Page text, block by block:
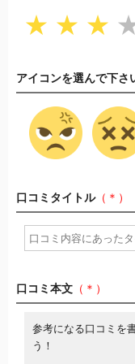
★ ★ ★
アイコンを選んで下さ
口コミタイトル（＊）
口コミ本文 （＊）
参考になる口コミを
う！